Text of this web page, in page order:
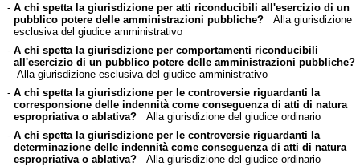
- A chi spetta la giurisdizione per atti riconducibili all'esercizio di un
pubblico potere delle amministrazioni pubbliche?Alla giurisdizione
esclusiva del giudice amministrativo
- A chi spetta la giurisdizione per comportamenti riconducibili
all'esercizio di un pubblico potere delle amministrazioni pubbliche?
Alla giurisdizione esclusiva del giudice amministrativo
- A chi spetta la giurisdizione per le controversie riguardanti la
corresponsione delle indennità come conseguenza di atti di natura
espropriativa o ablativa?Alla giurisdizione del giudice ordinario
- A chi spetta la giurisdizione per le controversie riguardanti la
determinazione delle indennità come conseguenza di atti di natura
espropriativa o ablativa?Alla giurisdizione del giudice ordinario